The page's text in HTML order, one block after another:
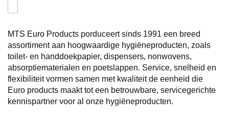
MTS Euro Products porduceert sinds 1991 een breed
assortiment aan hoogwaardige hygiëneproducten, zoals
toilet- en handdoekpapier, dispensers, nonwovens,
absorptiematerialen en poetslappen. Service, snelheid en
flexibiliteit vormen samen met kwaliteit de eenheid die
Euro products maakt tot een betrouwbare, servicegerichte
kennispartner voor al onze hygiëneproducten.